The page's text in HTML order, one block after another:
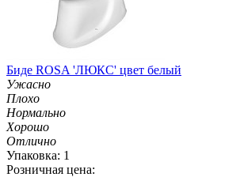
Биде ROSA 'ЛЮКС' цвет белый
Ужасно
Плохо
Нормально
Хорошо
Отлично
Упаковка: 1
Розничная цена: